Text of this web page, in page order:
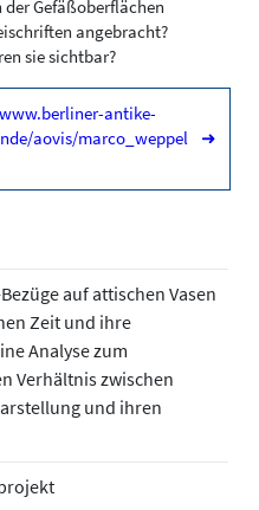
Gefäßoberflächen
angebracht?
sie sichtbar?
antike-
aovis/marco_weppel
➜
auf attischen Vasen
Zeit und ihre
Analyse zum
Verhältnis zwischen
und ihren